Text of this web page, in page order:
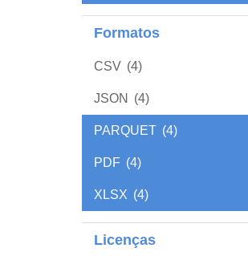
Formatos
CSV (4)
JSON (4)
PARQUET (4)
PDF (4)
XLSX (4)
Licenças